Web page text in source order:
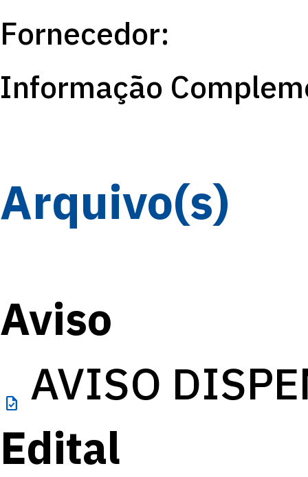
Fornecedor:
Informação
Arquivo(s)
Aviso
task
AVISO
Edital